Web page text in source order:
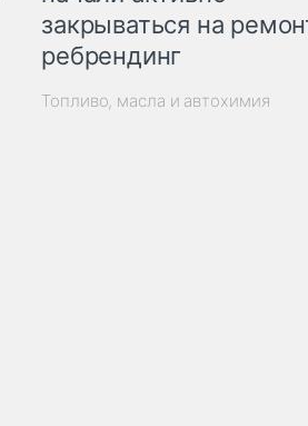
закрываться на
ребрендинг
Топливо, масла и автохимия